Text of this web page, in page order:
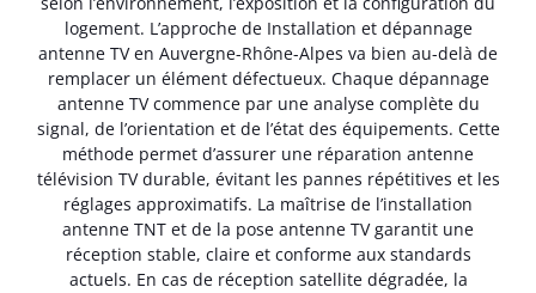
logement. L’approche de Installation et dépannage
antenne TV en Auvergne-Rhône-Alpes va bien au-delà de
remplacer un élément défectueux. Chaque dépannage
antenne TV commence par une analyse complète du
signal, de l’orientation et de l’état des équipements. Cette
méthode permet d’assurer une réparation antenne
télévision TV durable, évitant les pannes répétitives et les
réglages approximatifs. La maîtrise de l’installation
antenne TNT et de la pose antenne TV garantit une
réception stable, claire et conforme aux standards
actuels. En cas de réception satellite dégradée, la